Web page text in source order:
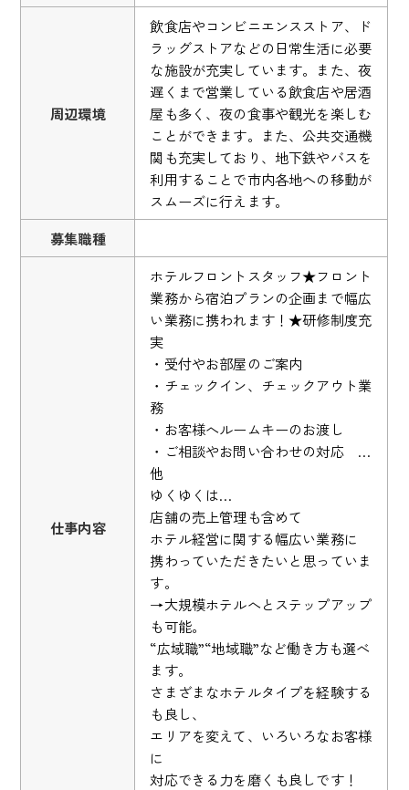
周辺環境
飲食店やコンビニエンスストア、ド
ラッグストアなどの日常生活に必要
な施設が充実しています。また、夜
遅くまで営業している飲食店や居酒
屋も多く、夜の食事や観光を楽しむ
ことができます。また、公共交通機
関も充実しており、地下鉄やバスを
利用することで市内各地への移動が
スムーズに行えます。
募集職種
仕事内容
ホテルフロントスタッフ★フロント
業務から宿泊プランの企画まで幅広
い業務に携われます！★研修制度充
実
・受付やお部屋のご案内
・チェックイン、チェックアウト業
務
・お客様へルームキーのお渡し
・ご相談やお問い合わせの対応 …
他
ゆくゆくは…
店舗の売上管理も含めて
ホテル経営に関する幅広い業務に
携わっていただきたいと思っていま
す。
→大規模ホテルへとステップアップ
も可能。
“広域職”“地域職”など働き方も選べ
ます。
さまざまなホテルタイプを経験する
も良し、
エリアを変えて、いろいろなお客様
に
対応できる力を磨くも良しです！